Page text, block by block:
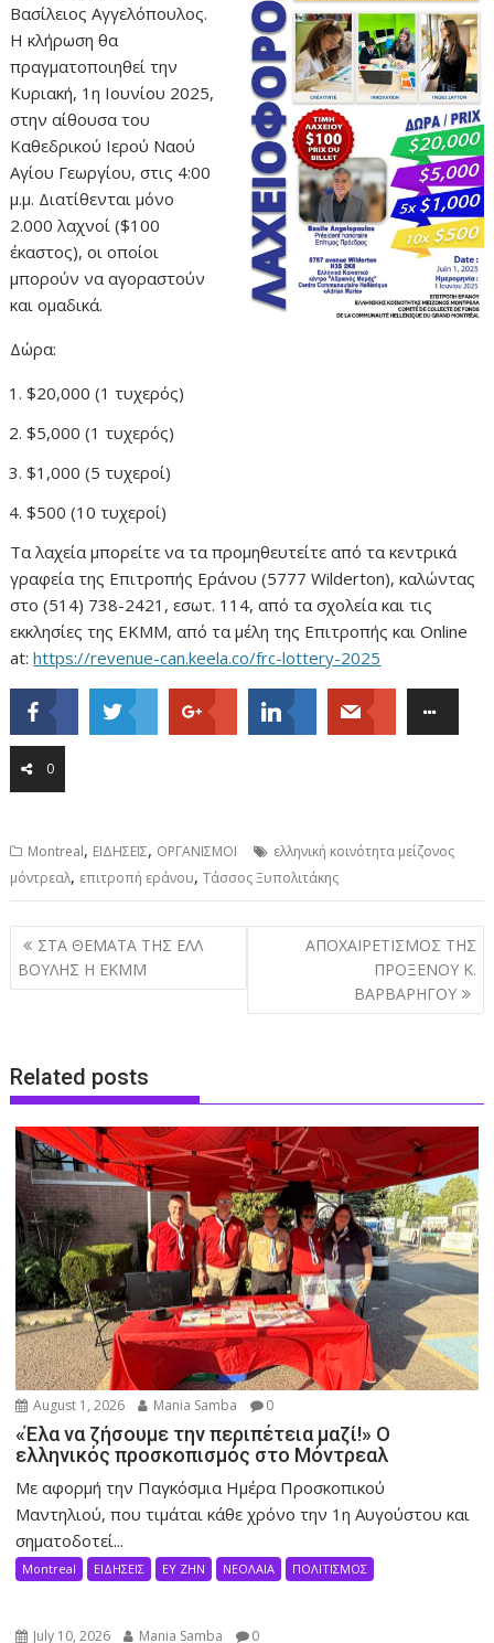
Βασίλειος Αγγελόπουλος.
Η κλήρωση θα
πραγματοποιηθεί την
Κυριακή, 1η Ιουνίου 2025,
στην αίθουσα του
Καθεδρικού Ιερού Ναού
Αγίου Γεωργίου, στις 4:00
μ.μ. Διατίθενται μόνο
2.000 λαχνοί ($100
έκαστος), οι οποίοι
μπορούν να αγοραστούν
και ομαδικά.
Δώρα:
$20,000 (1 τυχερός)
$5,000 (1 τυχερός)
$1,000 (5 τυχεροί)
$500 (10 τυχεροί)
Τα λαχεία μπορείτε να τα προμηθευτείτε από τα κεντρικά
γραφεία της Επιτροπής Εράνου (5777 Wilderton), καλώντας
στο (514) 738-2421, εσωτ. 114, από τα σχολεία και τις
εκκλησίες της ΕΚΜΜ, από τα μέλη της Επιτροπής και Online
at:https://revenue-can.keela.co/frc-lottery-2025
0
Montreal, ΕΙΔΗΣΕΙΣ, ΟΡΓΑΝΙΣΜΟΙ
ελληνική κοινότητα μείζονος
μόντρεαλ, επιτροπή εράνου,Τάσσος Ξυπολιτάκης
Post
navigation
ΣΤΑ ΘΕΜΑΤΑ ΤΗΣ ΕΛΛ
ΒΟΥΛΗΣ Η ΕΚΜΜ
ΑΠΟΧΑΙΡΕΤΙΣΜΟΣ ΤΗΣ
ΠΡΟΞΕΝΟΥ Κ.
ΒΑΡΒΑΡΗΓΟΥ
Related posts
August 1, 2026 Mania Samba 0
«Έλα να ζήσουμε την περιπέτεια μαζί!» Ο
ελληνικός προσκοπισμός στο Μόντρεαλ
Με αφορμή την Παγκόσμια Ημέρα Προσκοπικού
Μαντηλιού, που τιμάται κάθε χρόνο την 1η Αυγούστου και
σηματοδοτεί...
Montreal ΕΙΔΗΣΕΙΣ ΕΥ ΖΗΝ ΝΕΟΛΑΙΑ ΠΟΛΙΤΙΣΜΟΣ
July 10, 2026 Mania Samba 0